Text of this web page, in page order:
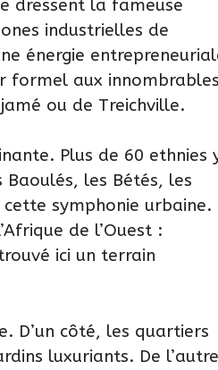
dressent la fameuse
industrielles de
énergie
formel aux innombrables
ou de Treichville.
Plus de 60 ethnies
les Bétés, les
symphonie urbaine.
de l’Ouest :
ici un terrain
D’un côté, les quartiers
luxuriants. De